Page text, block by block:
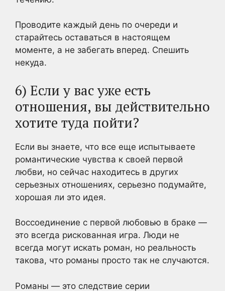
Проводите каждый день по очереди и
старайтесь оставаться в настоящем
моменте, а не забегать вперед. Спешить
некуда.
6) Если у вас уже есть
отношения, вы действительно
хотите туда пойти?
Если вы знаете, что все еще испытываете
романтические чувства к своей первой
любви, но сейчас находитесь в других
серьезных отношениях, серьезно подумайте,
хорошая ли это идея.
Воссоединение с первой любовью в браке —
это всегда рискованная игра. Люди не
всегда могут искать роман, но реальность
такова, что романы просто так не случаются.
Романы — это следствие серии